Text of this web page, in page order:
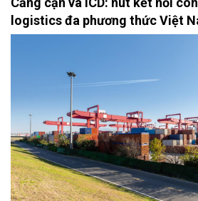
logistics đa phương thức Việt